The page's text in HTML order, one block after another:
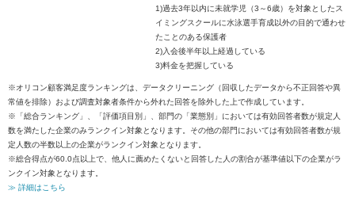
1)過去3年以内に未就学児（3～6歳）を対象としたス
イミングスクールに水泳選手育成以外の目的で通わせ
たことのある保護者
2)入会後半年以上経過している
3)料金を把握している
※オリコン顧客満足度ランキングは、データクリーニング（回収したデータから不正回答や異
常値を排除）および調査対象者条件から外れた回答を除外した上で作成しています。
※「総合ランキング」、「評価項目別」、部門の「業態別」においては有効回答者数が規定人
数を満たした企業のみランクイン対象となります。その他の部門においては有効回答者数が規
定人数の半数以上の企業がランクイン対象となります。
※総合得点が60.0点以上で、他人に薦めたくないと回答した人の割合が基準値以下の企業がラ
ンクイン対象となります。
≫ 詳細はこちら